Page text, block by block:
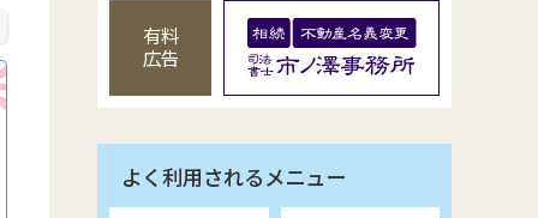
有料
広告
よく利用されるメニュー